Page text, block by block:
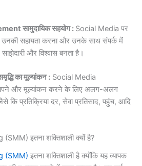
सामुदायिक सहयोग : Social Media पर
उनकी सहायता करना और उनके साथ संपर्क में
और विश्वास बनता है।
का मूल्यांकन : Social Media
और मूल्यांकन करने के लिए अलग-अलग
कि प्रतिक्रिया दर, सेवा प्रतिसाद, पहुंच, आदि
इतना शक्तिशाली क्यों है?
(SMM) इतना शक्तिशाली है क्योंकि यह व्यापक